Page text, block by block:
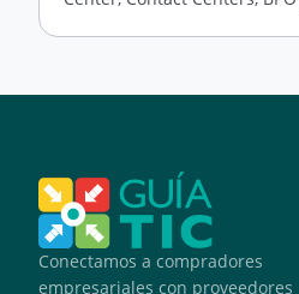
Conectamos a compradores
empresariales con proveedores